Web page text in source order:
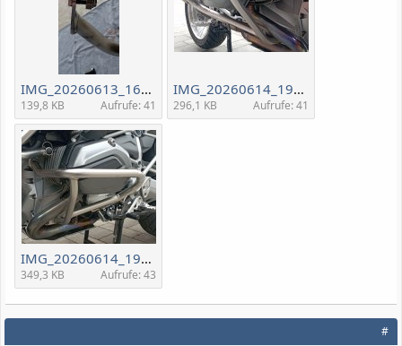
IMG_20260613_163347.jpg
139,8 KB Aufrufe: 41
IMG_20260614_192003.jpg
296,1 KB Aufrufe: 41
IMG_20260614_191914.jpg
349,3 KB Aufrufe: 43
#